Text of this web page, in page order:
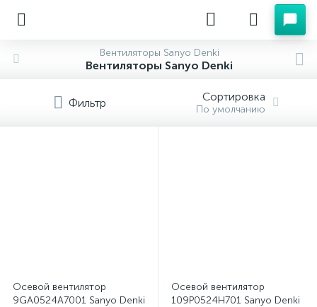
Вентиляторы Sanyo Denki
Вентиляторы Sanyo Denki
Фильтр Сортировка
По умолчанию
Осевой вентилятор
9GA0524A7001 Sanyo Denki
Осевой вентилятор
109P0524H701 Sanyo Denki